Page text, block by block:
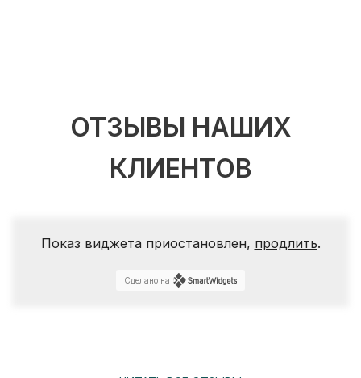
ОТЗЫВЫ НАШИХ
КЛИЕНТОВ
Показ виджета приостановлен, продлить.
Сделано на